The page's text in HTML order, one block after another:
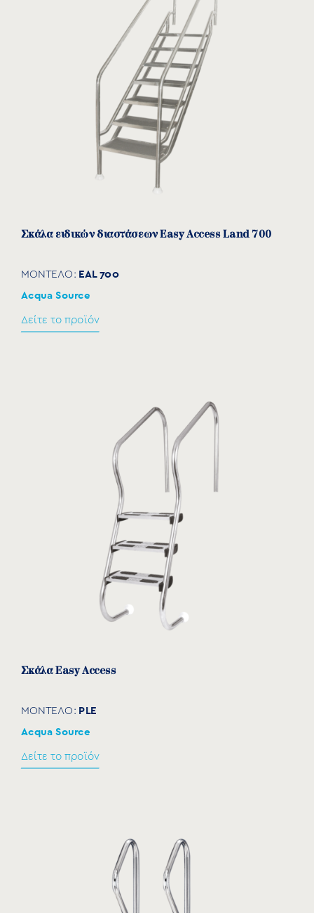
4
INSTRUCTIONS FOR USE
Σκάλα ειδικών διαστάσεων Easy Access Land 700
ΜΟΝΤΕΛΟ: EAL 700
Acqua Source
Δείτε το προϊόν
Σκάλα Easy Access
ΜΟΝΤΕΛΟ: PLE
Acqua Source
Δείτε το προϊόν